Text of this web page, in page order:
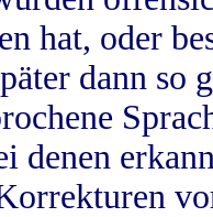
hat, oder
dann so
denen